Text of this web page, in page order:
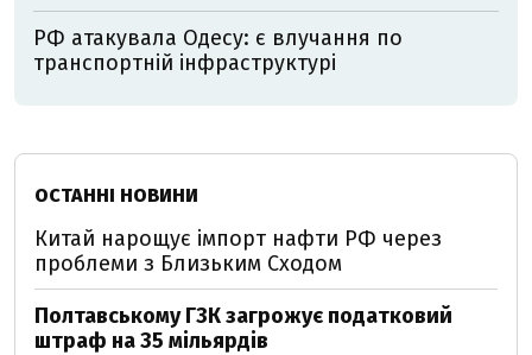
РФ атакувала Одесу: є влучання по
транспортній інфраструктурі
ОСТАННІ НОВИНИ
Китай нарощує імпорт нафти РФ через
проблеми з Близьким Сходом
Полтавському ГЗК загрожує податковий
штраф на 35 мільярдів